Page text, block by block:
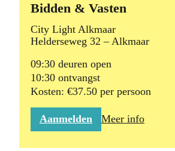
Bidden & Vasten
City Light Alkmaar
Helderseweg 32 – Alkmaar
09:30 deuren open
10:30 ontvangst
Kosten: €37.50 per persoon
Aanmelden Meer info